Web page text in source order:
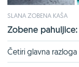
SLANA ZOBENA KAŠA
Zobene
Četiri glavna